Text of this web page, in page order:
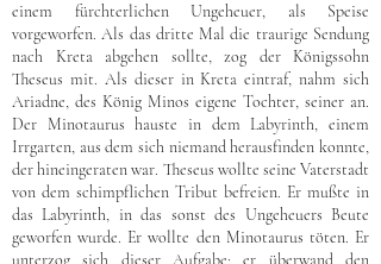
einem fürchterlichen Ungeheuer, als Speise
vorgeworfen. Als das dritte Mal die traurige Sendung
nach Kreta abgehen sollte, zog der Königssohn
Theseus mit. Als dieser in Kreta eintraf, nahm sich
Ariadne, des König Minos eigene Tochter, seiner an.
Der Minotaurus hauste in dem Labyrinth, einem
Irrgarten, aus dem sich niemand herausfinden konnte,
der hineingeraten war. Theseus wollte seine Vaterstadt
von dem schimpflichen Tribut befreien. Er mußte in
das Labyrinth, in das sonst des Ungeheuers Beute
geworfen wurde. Er wollte den Minotaurus töten. Er
unterzog sich dieser Aufgabe; er überwand den